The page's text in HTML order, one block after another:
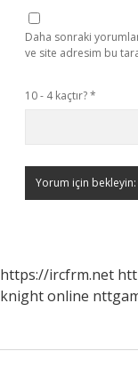
Daha sonraki
ve site adresim bu
10 - 4 kaçtır?*
https://ircfrm.net
knight online